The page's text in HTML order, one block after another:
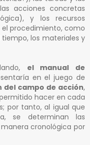
acciones concretas
y los recursos
el procedimiento, como
los materiales y
el manual de
en el juego de
del campo de acción,
hacer en cada
por tanto, al igual que
se determinan las
cronológica por